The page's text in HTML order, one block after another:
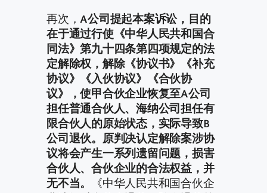
再次， A公司提起本案诉讼，目的
在于通过行使《中华人民共和国合
同法》第九十四条第四项规定的法
定解除权，解除《协议书》《补充
协议》《入伙协议》《合伙协
议》，使甲合伙企业恢复至A公司
担任普通合伙人、海纳公司担任有
限合伙人的原始状态，实际导致B
公司退伙。原判决认定解除案涉协
议将会产生一系列遗留问题，损害
合伙人、合伙企业的合法权益，并
无不当。
《中华人民共和国合伙企